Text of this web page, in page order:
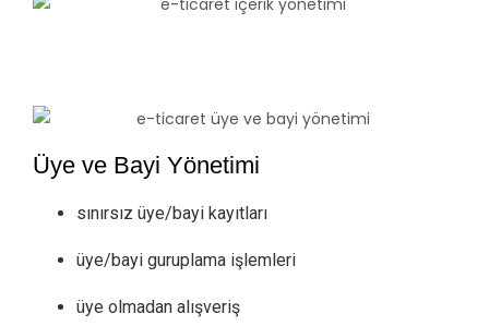
Üye ve Bayi Yönetimi
sınırsız üye/bayi kayıtları
üye/bayi guruplama işlemleri
üye olmadan alışveriş